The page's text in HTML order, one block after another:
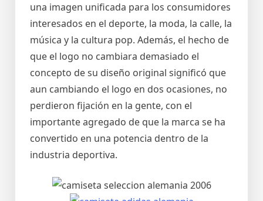
una imagen unificada para los consumidores
interesados en el deporte, la moda, la calle, la
música y la cultura pop. Además, el hecho de
que el logo no cambiara demasiado el
concepto de su diseño original significó que
aun cambiando el logo en dos ocasiones, no
perdieron fijación en la gente, con el
importante agregado de que la marca se ha
convertido en una potencia dentro de la
industria deportiva.